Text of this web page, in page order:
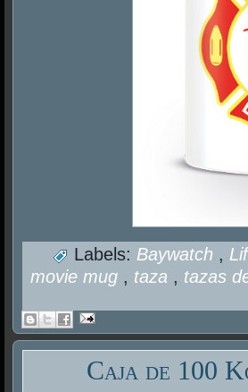
Labels: Baywatch ,
movie mug , taza , tazas
Caja de 100